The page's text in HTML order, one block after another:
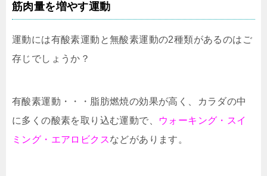
筋肉量を増やす運動
運動には有酸素運動と無酸素運動の2種類があるのはご
存じでしょうか？
有酸素運動・・・脂肪燃焼の効果が高く、カラダの中
に多くの酸素を取り込む運動で、
ウォーキング・スイ
ミング・エアロビクスなどがあります。